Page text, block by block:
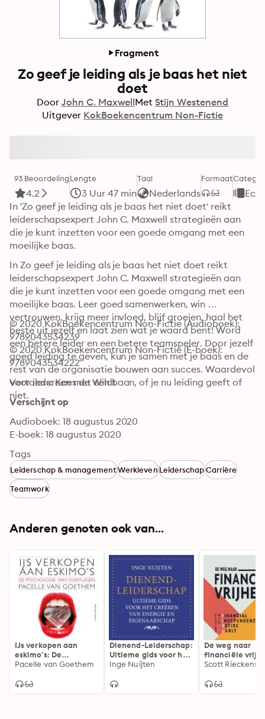
Fragment
Zo geef je leiding als je baas het niet
doet
Door John C. MaxwellMet Stijn Westenend
Uitgever KokBoekencentrum Non-Fictie
93 Beoordeling
4.2
Lengte
3 Uur 47 min
Taal
Nederlands
Formaat
In 'Zo geef je leiding als je baas het niet doet' reikt
leiderschapsexpert John C. Maxwell strategieën aan
die je kunt inzetten voor een goede omgang met een
moeilijke baas.
In Zo geef je leiding als je baas het niet doet reikt
leiderschapsexpert John C. Maxwell strategieën aan
die je kunt inzetten voor een goede omgang met een
moeilijke baas. Leer goed samenwerken, win
vertrouwen, krijg meer invloed, blijf groeien, haal het
beste uit jezelf en laat zien wat je waard bent! Word
een betere leider en een betere teamspeler. Door jezelf
goed leiding te geven, kun je samen met je baas en de
rest van de organisatie bouwen aan succes. Waardevol
voor iedereen met een baan, of je nu leiding geeft of
niet.
© 2020 KokBoekencentrum Non-Fictie (Audioboek):
9789043534239
© 2020 KokBoekencentrum Non-Fictie (E-boek):
9789043534222
Vertalers: Kees de Wildt
Verschijnt op
Audioboek: 18 augustus 2020
E-boek: 18 augustus 2020
Tags
Leiderschap & managementWerklevenLeiderschapCarrière
Teamwork
Anderen genoten ook van...
IJs verkopen aan
eskimo's: De
psychologie van
Pacelle van Goethem
Dienend-Leiderschap:
Ultieme gids voor het
creëren van energie
Inge Nuijten
De weg naar
financiële
Playing with
Independence,
Scott Rieckens